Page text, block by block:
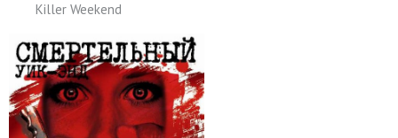
Killer Weekend